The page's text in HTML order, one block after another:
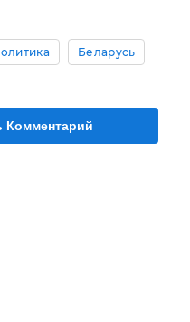
Беларусь
Комментарий